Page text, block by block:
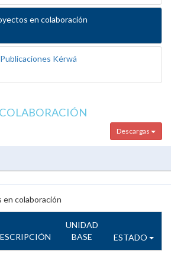
en colaboración
Publicaciones Kérwá
Descargas
colaboración
UNIDAD
BASE
ESTADO